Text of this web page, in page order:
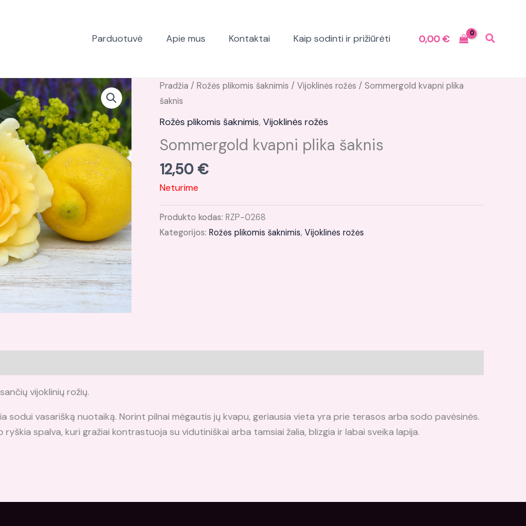
Parduotuvė Apie mus Kontaktai Kaip sodinti ir prižiūrėti 0,00€
Pradžia / Rožės plikomis šaknimis / Vijoklinės rožės / Sommergold kvapni plika
šaknis
Rožės plikomis šaknimis, Vijoklinės rožės
Sommergold kvapni plika šaknis
12,50 €
Neturime
Produkto kodas: RZP-0268
Kategorijos: Rožės plikomis šaknimis, Vijoklinės rožės
vijoklinių rožių.
sodui vasarišką nuotaiką. Norint pilnai mėgautis jų kvapu, geriausia vieta yra prie terasos arba sodo pavėsinės.
spalva, kuri gražiai kontrastuoja su vidutiniškai arba tamsiai žalia, blizgia ir labai sveika lapija.